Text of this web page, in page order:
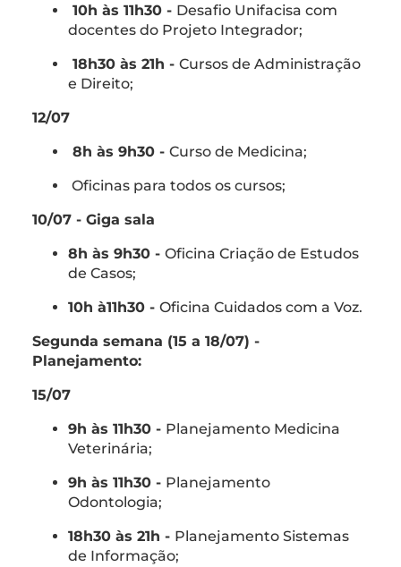
10h às 11h30 - Desafio Unifacisa com
docentes do Projeto Integrador;
18h30 às 21h - Cursos de Administração
e Direito;
12/07
8h às 9h30 - Curso de Medicina;
Oficinas para todos os cursos;
10/07 - Giga sala
8h às 9h30 - Oficina Criação de Estudos
de Casos;
10h à11h30 - Oficina Cuidados com a Voz.
Segunda semana (15 a 18/07) -
Planejamento:
15/07
9h às 11h30 - Planejamento Medicina
Veterinária;
9h às 11h30 - Planejamento
Odontologia;
18h30 às 21h - Planejamento Sistemas
de Informação;